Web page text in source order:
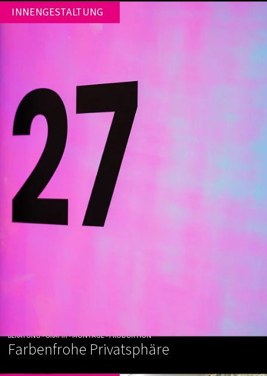
INNENGESTALTUNG
BERATUNG • GRAFIK • MONTAGE • PRODUKTION
Farbenfrohe Privatsphäre